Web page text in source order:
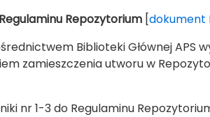
Regulaminu Repozytorium [dokument
Biblioteki Głównej APS
zamieszczenia utworu w
nr 1-3 do Regulaminu